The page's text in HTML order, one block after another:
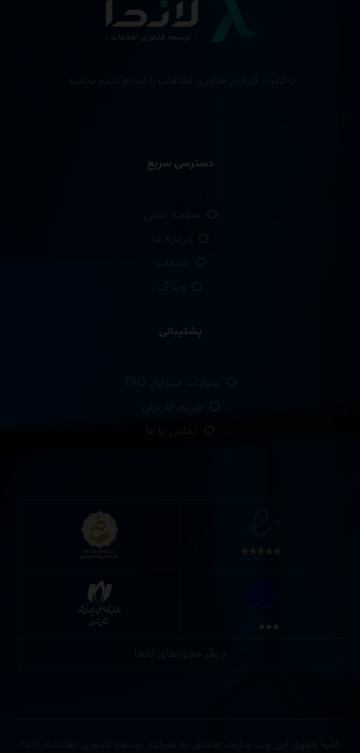
با لاندا، کارهای فناوری اطلاعات را انجام شده بدانید.
دسترسی سریع
صفحه اصلی
پشتیبانی
سوالات متداول FAQ
حریم کاربران
دیگر مجوزهای لاندا
کلیه حقوق این وب سایت متعلق به شرکت توسعه فناوری اطلاعات لاندا